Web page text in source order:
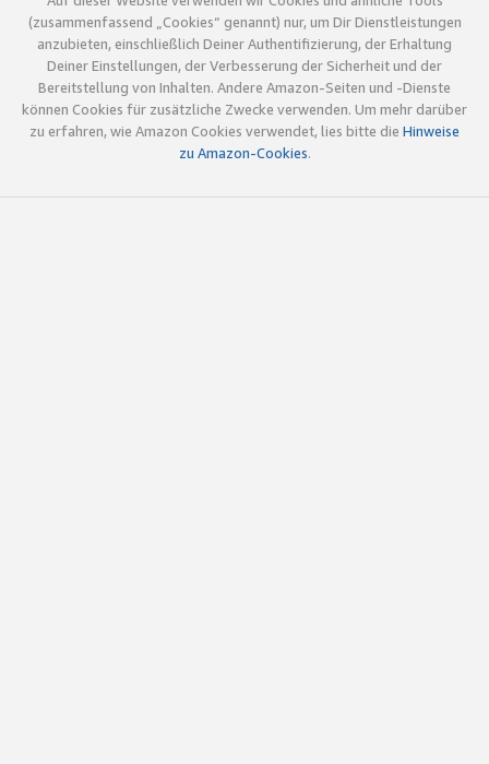
(zusammenfassend „Cookies“ genannt) nur, um Dir Dienstleistungen
anzubieten, einschließlich Deiner Authentifizierung, der Erhaltung
Deiner Einstellungen, der Verbesserung der Sicherheit und der
Bereitstellung von Inhalten. Andere Amazon-Seiten und -Dienste
können Cookies für zusätzliche Zwecke verwenden. Um mehr darüber
zu erfahren, wie Amazon Cookies verwendet, lies bitte die Hinweise
zu Amazon-Cookies.